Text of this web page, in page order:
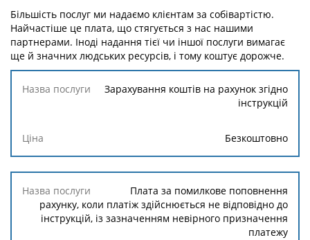
Більшість послуг ми надаємо клієнтам за собівартістю.
Найчастіше це плата, що стягується з нас нашими
партнерами. Іноді надання тієї чи іншої послуги вимагає
ще й значних людських ресурсів, і тому коштує дорожче.
Назва
Ціна
Зарахування коштів на рахунок згідно
інструкцій
Безкоштовно
Плата за помилкове поповнення
рахунку, коли платіж здійснюється не відповідно до
інструкцій, із зазначенням невірного призначення
платежу